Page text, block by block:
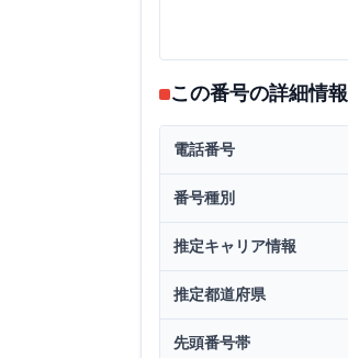
この番号の詳細情報
電話番号
番号種別
推定キャリア情報
推定都道府県
先頭番号帯